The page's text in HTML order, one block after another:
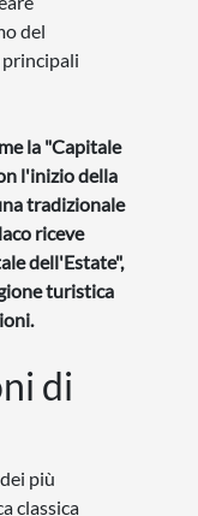
del
principali
la "Capitale
l'inizio della
tradizionale
riceve
dell'Estate",
turistica
di
più
classica